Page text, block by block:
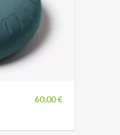
60,00 €